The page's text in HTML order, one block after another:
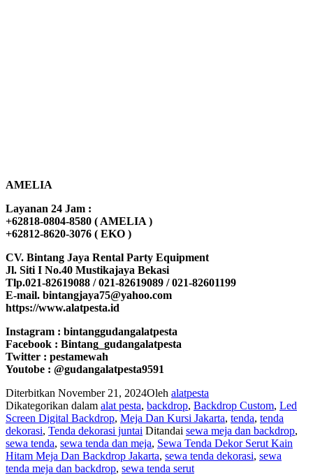
AMELIA
Layanan 24 Jam :
+62818-0804-8580 ( AMELIA )
+62812-8620-3076 ( EKO )
CV. Bintang Jaya Rental Party Equipment
Jl. Siti I No.40 Mustikajaya Bekasi
Tlp.021-82619088 / 021-82619089 / 021-82601199
E-mail. bintangjaya75@yahoo.com
https://www.alatpesta.id
Instagram : bintanggudangalatpesta
Facebook : Bintang_gudangalatpesta
Twitter : pestamewah
Youtobe : @gudangalatpesta9591
Diterbitkan November 21, 2024Oleh alatpesta
Dikategorikan dalam alat pesta, backdrop, Backdrop Custom, Led
Screen Digital Backdrop, Meja Dan Kursi Jakarta, tenda, tenda
dekorasi, Tenda dekorasi juntai Ditandai sewa meja dan backdrop,
sewa tenda, sewa tenda dan meja, Sewa Tenda Dekor Serut Kain
Hitam Meja Dan Backdrop Jakarta, sewa tenda dekorasi, sewa
tenda meja dan backdrop, sewa tenda serut